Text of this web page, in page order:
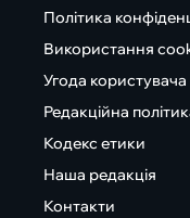
Політика
Використання
Угода користувача
Редакційна
Кодекс етики
Наша редакція
Контакти